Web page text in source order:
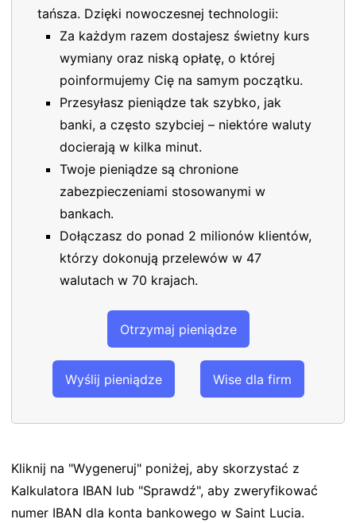
tańsza. Dzięki nowoczesnej technologii:
Za każdym razem dostajesz świetny kurs
wymiany oraz niską opłatę, o której
poinformujemy Cię na samym początku.
Przesyłasz pieniądze tak szybko, jak
banki, a często szybciej – niektóre waluty
docierają w kilka minut.
Twoje pieniądze są chronione
zabezpieczeniami stosowanymi w
bankach.
Dołączasz do ponad 2 milionów klientów,
którzy dokonują przelewów w 47
walutach w 70 krajach.
Otrzymaj pieniądze
Wyślij pieniądze Wise dla firm
Kliknij na "Wygeneruj" poniżej, aby skorzystać z
Kalkulatora IBAN lub "Sprawdź", aby zweryfikować
numer IBAN dla konta bankowego w Saint Lucia.